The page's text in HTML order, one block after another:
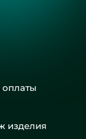
оплаты
изделия